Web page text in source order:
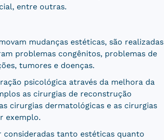
entre outras.
mudanças estéticas, são realizadas
problemas congênitos, problemas de
tumores e doenças.
psicológica através da melhora da
as cirurgias de reconstrução
cirurgias dermatológicas e as cirurgias
exemplo.
consideradas tanto estéticas quanto